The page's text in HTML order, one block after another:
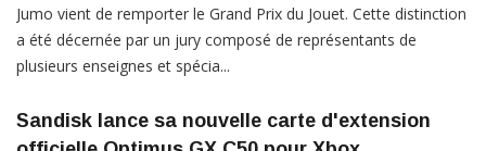
Jumo vient de remporter le Grand Prix du Jouet. Cette distinction
a été décernée par un jury composé de représentants de
plusieurs enseignes et spécia...
Sandisk lance sa nouvelle carte d'extension